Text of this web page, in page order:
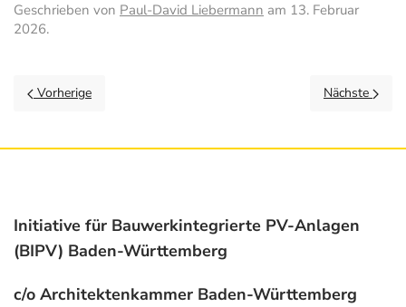
Geschrieben von Paul-David Liebermann am 13. Februar
2026.
Vorherige Nächste
Initiative für Bauwerkintegrierte PV-Anlagen
(BIPV) Baden-Württemberg
c/o Architektenkammer Baden-Württemberg